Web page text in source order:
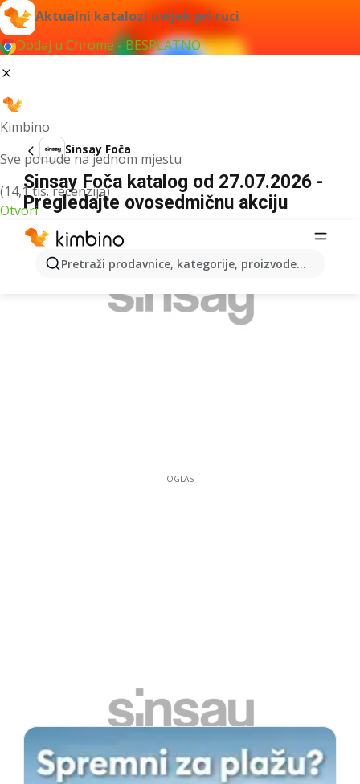
Aktualni katalozi uvijek pri ruci
Dodaj u Chrome - BESPLATNO
Kimbino
Sve ponude na jednom mjestu
(14,1 tis. recenzija)
Otvori
Pretraži prodavnice, kategorije, proizvode...
Sinsay Foča
Sinsay Foča katalog od 27.07.2026 -
Pregledajte ovosedmičnu akciju
OGLAS